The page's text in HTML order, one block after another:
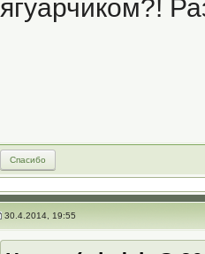
ягуарчиком?!
Спасибо
30.4.2014, 19:55